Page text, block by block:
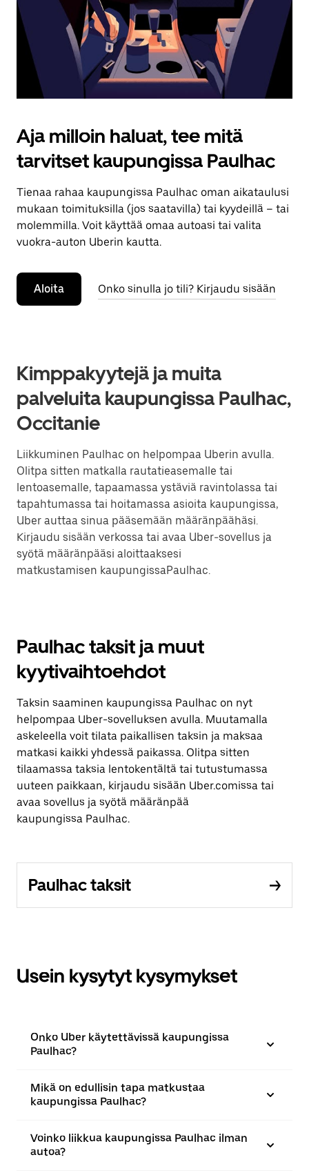
Aja milloin haluat, tee mitä
tarvitset kaupungissa Paulhac
Tienaa rahaa kaupungissa Paulhac oman aikataulusi
mukaan toimituksilla (jos saatavilla) tai kyydeillä – tai
molemmilla. Voit käyttää omaa autoasi tai valita
vuokra-auton Uberin kautta.
Aloita Onko sinulla jo tili? Kirjaudu sisään
Kimppakyytejä ja muita
palveluita kaupungissa Paulhac,
Occitanie
Liikkuminen Paulhac on helpompaa Uberin avulla.
Olitpa sitten matkalla rautatieasemalle tai
lentoasemalle, tapaamassa ystäviä ravintolassa tai
tapahtumassa tai hoitamassa asioita kaupungissa,
Uber auttaa sinua pääsemään määränpäähäsi.
Kirjaudu sisään verkossa tai avaa Uber-sovellus ja
syötä määränpääsi aloittaaksesi
matkustamisen kaupungissaPaulhac.
Paulhac taksit ja muut
kyytivaihtoehdot
Taksin saaminen kaupungissa Paulhac on nyt
helpompaa Uber-sovelluksen avulla. Muutamalla
askeleella voit tilata paikallisen taksin ja maksaa
matkasi kaikki yhdessä paikassa. Olitpa sitten
tilaamassa taksia lentokentältä tai tutustumassa
uuteen paikkaan, kirjaudu sisään Uber.comissa tai
avaa sovellus ja syötä määränpää
kaupungissa Paulhac.
Paulhac taksit
Usein kysytyt kysymykset
Onko Uber käytettävissä kaupungissa
Paulhac?
Mikä on edullisin tapa matkustaa
kaupungissa Paulhac?
Voinko liikkua kaupungissa Paulhac ilman
autoa?